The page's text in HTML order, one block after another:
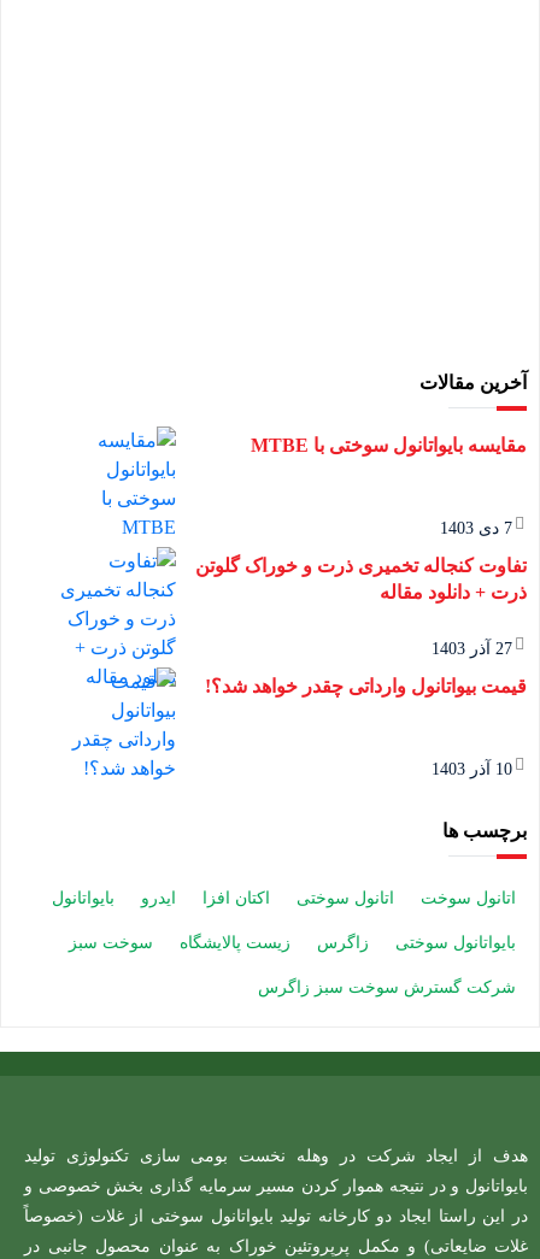
آخرین مقالات
مقایسه بایواتانول سوختی با MTBE
7 دی 1403
تفاوت کنجاله تخمیری ذرت و خوراک گلوتن
ذرت + دانلود مقاله
27 آذر 1403
قیمت بیواتانول وارداتی چقدر خواهد شد؟!
10 آذر 1403
برچسب ها
اتانول سوخت اتانول سوختی اکتان افزا ایدرو بایواتانول
بایواتانول سوختی زاگرس زیست پالایشگاه سوخت سبز
شرکت گسترش سوخت سبز زاگرس
هدف از ایجاد شرکت در وهله نخست بومی سازی تکنولوژی تولید
بایواتانول و در نتیجه هموار کردن مسیر سرمایه گذاری بخش خصوصی و
در این راستا ایجاد دو کارخانه تولید بایواتانول سوختی از غلات (خصوصاً
غلات ضایعاتی) و مکمل پرپروتئین خوراک به عنوان محصول جانبی در